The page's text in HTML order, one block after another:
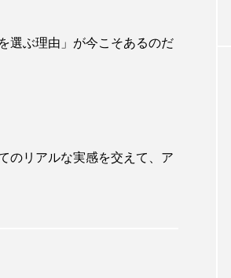
選ぶ理由」が今こそあるのだ
のリアルな実感を交えて、ア